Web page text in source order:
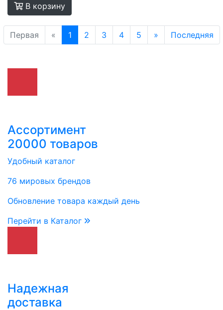
В корзину
Первая « 1 2 3 4 5 » Последняя
Ассортимент
20000 товаров
Удобный каталог
76 мировых брендов
Обновление товара каждый день
Перейти в Каталог
Надежная
доставка